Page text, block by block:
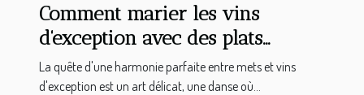
Comment marier les vins
d'exception avec des plats
gastronomiques
La quête d'une harmonie parfaite entre mets et vins
d'exception est un art délicat, une danse où...